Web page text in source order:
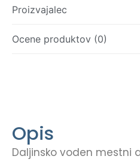
Proizvajalec
Ocene produktov (0)
Opis
Daljinsko voden mestni